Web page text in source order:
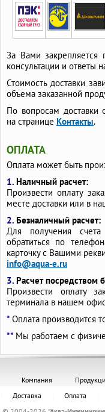
Водопроводные трубы
За Вами закрепляется
консультации и ответы
Стоимость доставки
объема заказанной
По вопросам доставки
на странице Контакты.
ОПЛАТА
Оплата может быть
1. Наличный расчет:
Произвести оплату
месте доставки или в
2. Безналичный расчет:
Для получения
обратиться по
карточку с Вашими
info@aqua-e.ru
3. Расчет посредством
Произвести оплату
терминала в нашем
* Оплата производится
** Мы работаем с
Компания
Доставка
Оплата